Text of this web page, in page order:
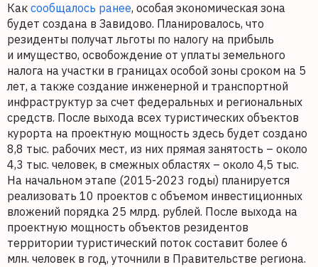
Как сообщалось ранее, особая экономическая зона
будет создана в Завидово. Планировалось, что
резиденты получат льготы по налогу на прибыль
и имущество, освобождение от уплаты земельного
налога на участки в границах особой зоны сроком на 5
лет, а также создание инженерной и транспортной
инфраструктур за счет федеральных и региональных
средств. После выхода всех туристических объектов
курорта на проектную мощность здесь будет создано
8,8 тыс. рабочих мест, из них прямая занятость – около
4,3 тыс. человек, в смежных областях – около 4,5 тыс.
На начальном этапе (2015-2023 годы) планируется
реализовать 10 проектов с объемом инвестиционных
вложений порядка 25 млрд. рублей. После выхода на
проектную мощность объектов резидентов
территории туристический поток составит более 6
млн. человек в год, уточнили в Правительстве региона.